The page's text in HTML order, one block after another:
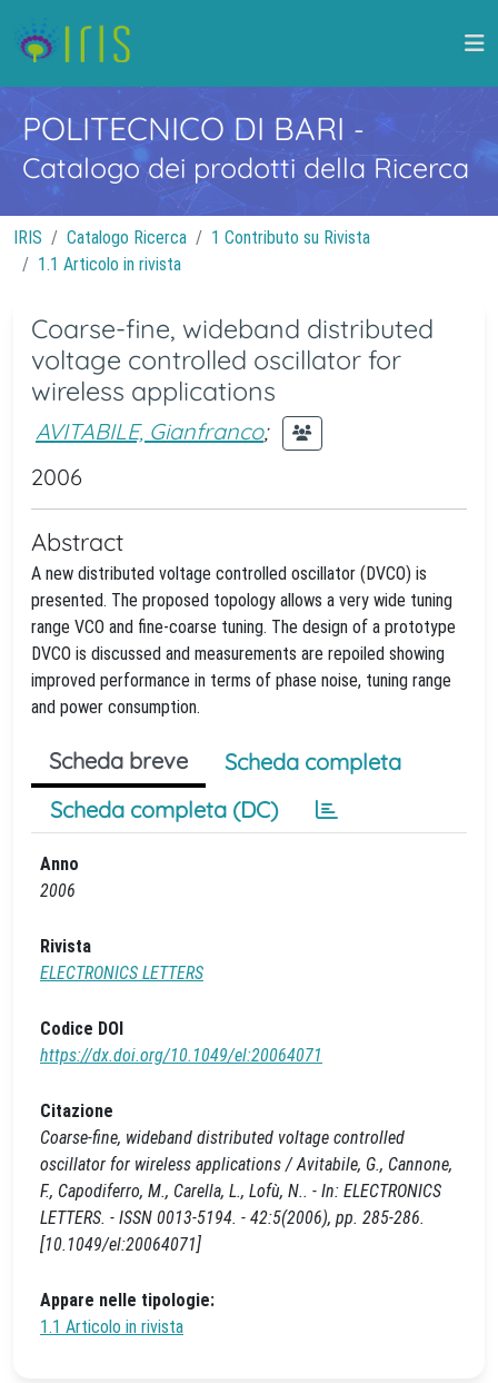
POLITECNICO DI BARI -
Catalogo dei prodotti della Ricerca
IRIS Catalogo Ricerca
1 Contributo su Rivista
1.1 Articolo in rivista
Coarse-fine, wideband distributed
voltage controlled oscillator for
wireless applications
AVITABILE, Gianfranco;
2006
Abstract
A new distributed voltage controlled oscillator (DVCO) is
presented. The proposed topology allows a very wide tuning
range VCO and fine-coarse tuning. The design of a prototype
DVCO is discussed and measurements are repoiled showing
improved performance in terms of phase noise, tuning range
and power consumption.
Scheda breve
Scheda completa
Scheda completa (DC)
Anno
2006
Rivista
ELECTRONICS LETTERS
Codice DOI
https://dx.doi.org/10.1049/el:20064071
Citazione
Coarse-fine, wideband distributed voltage controlled
oscillator for wireless applications / Avitabile, G., Cannone,
F., Capodiferro, M., Carella, L., Lofù, N.. - In: ELECTRONICS
LETTERS. - ISSN 0013-5194. - 42:5(2006), pp. 285-286.
[10.1049/el:20064071]
Appare nelle tipologie:
1.1 Articolo in rivista